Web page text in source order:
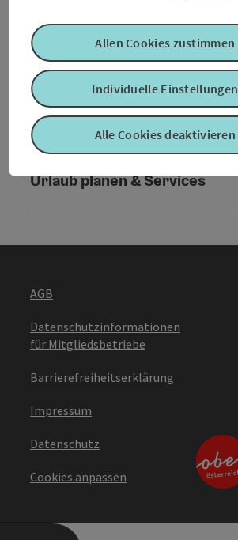
B2B Services
Urlaub planen & Services
AGB
Datenschutzinformationen
für Mitgliedsbetriebe
Barrierefreiheitserklärung
Impressum
Datenschutz
Cookies anpassen
Alle Cookies deaktivieren
Individuelle Einstellungen
Allen Cookies zustimmen